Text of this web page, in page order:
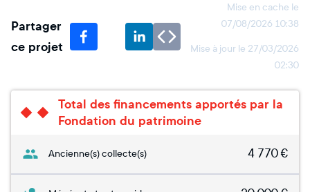
Partager
ce projet
Mise en cache le
07/08/2026 10:38
Mise à jour le 27/03/2026
02:30
Total des financements apportés par la
Fondation du patrimoine
Ancienne(s) collecte(s) 4 770€